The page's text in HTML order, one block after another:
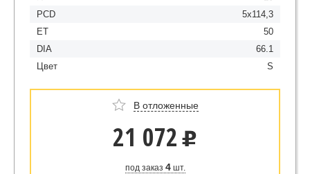
PCD
5x114,3
ET
50
DIA
66.1
Цвет
S
В отложенные
21 072 u
под заказ 4шт.